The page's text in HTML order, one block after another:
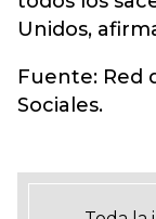
Unidos,
Fuente: Red
Sociales.